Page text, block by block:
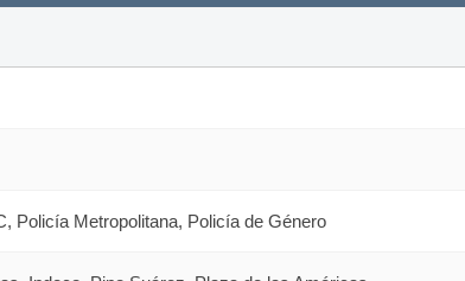
Policía Metropolitana, Policía de Género